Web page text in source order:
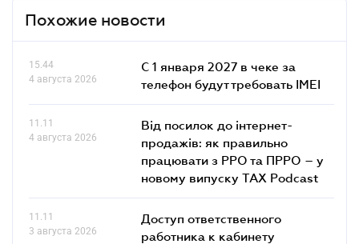
Похожие новости
15.44
4 августа 2026
С 1 января 2027 в чеке за
телефон будут требовать IMEI
11.11
4 августа 2026
Від посилок до інтернет-
продажів: як правильно
працювати з РРО та ПРРО – у
новому випуску TAX Podcast
11.11
3 августа 2026
Доступ ответственного
работника к кабинету